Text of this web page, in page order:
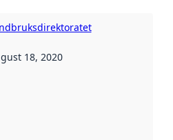
18, 2020